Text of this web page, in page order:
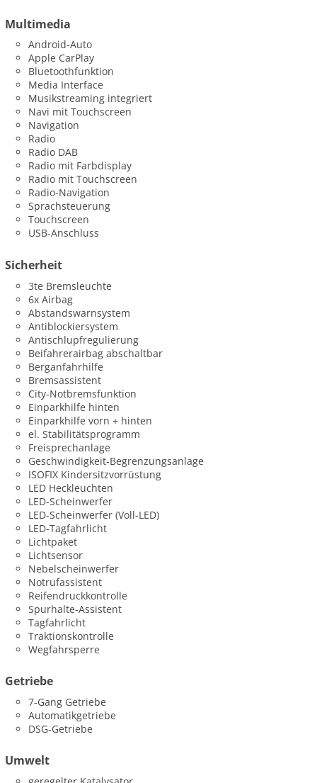
Multimedia
Android-Auto
Apple CarPlay
Bluetoothfunktion
Media Interface
Musikstreaming integriert
Navi mit Touchscreen
Navigation
Radio
Radio DAB
Radio mit Farbdisplay
Radio mit Touchscreen
Radio-Navigation
Sprachsteuerung
Touchscreen
USB-Anschluss
Sicherheit
3te Bremsleuchte
6x Airbag
Abstandswarnsystem
Antiblockiersystem
Antischlupfregulierung
Beifahrerairbag abschaltbar
Berganfahrhilfe
Bremsassistent
City-Notbremsfunktion
Einparkhilfe hinten
Einparkhilfe vorn + hinten
el. Stabilitätsprogramm
Freisprechanlage
Geschwindigkeit-Begrenzungsanlage
ISOFIX Kindersitzvorrüstung
LED Heckleuchten
LED-Scheinwerfer
LED-Scheinwerfer (Voll-LED)
LED-Tagfahrlicht
Lichtpaket
Lichtsensor
Nebelscheinwerfer
Notrufassistent
Reifendruckkontrolle
Spurhalte-Assistent
Tagfahrlicht
Traktionskontrolle
Wegfahrsperre
Getriebe
7-Gang Getriebe
Automatikgetriebe
DSG-Getriebe
Umwelt